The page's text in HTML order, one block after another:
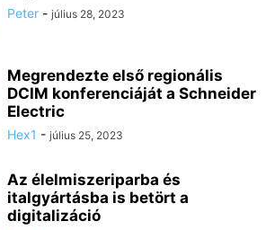
Peter - július 28, 2023
Megrendezte első regionális
DCIM konferenciáját a Schneider
Electric
Hex1 - július 25, 2023
Az élelmiszeriparba és
italgyártásba is betört a
digitalizáció